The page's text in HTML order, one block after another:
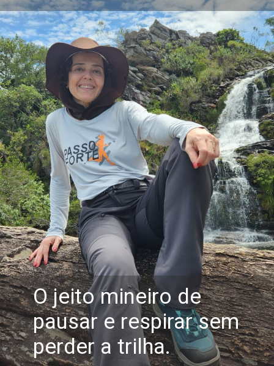
O jeito mineiro de
pausar e respirar sem
perder a trilha.